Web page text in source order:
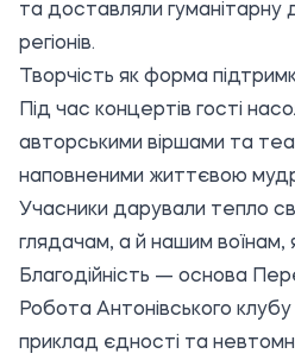
та доставляли гуманітарну
регіонів.
Творчість як форма
Під час концертів гості
авторськими віршами та
наповненими життєвою
Учасники дарували тепло
глядачам, а й нашим воїнам,
Благодійність — основа
Робота Антонівського
приклад єдності та